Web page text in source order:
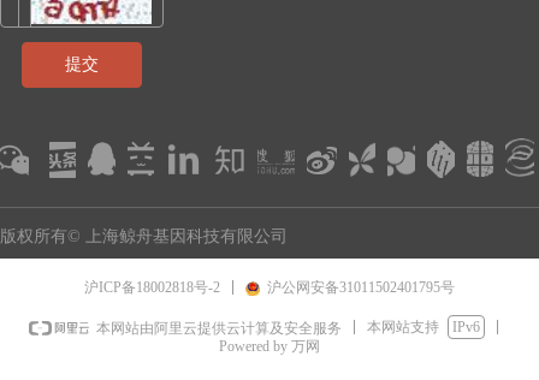
版权所有© 上海鲸舟基因科技有限公司
提交
沪ICP备18002818号-2 沪公网安备31011502401795号
本网站由阿里云提供云计算及安全服务 本网站支持
IPv6
Powered by 万网